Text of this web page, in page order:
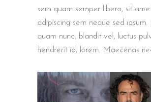
sem quam semper libero, sit
adipiscing sem neque sed ipsum.
quam nunc, blandit vel, luctus
hendrerit id, lorem. Maecenas